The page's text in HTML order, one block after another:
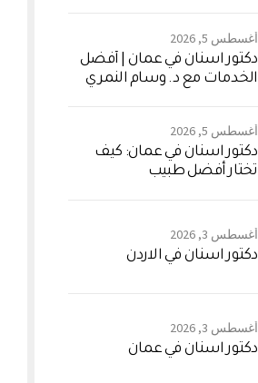
أغسطس 5, 2026
دكتور اسنان في عمان | أفضل
الخدمات مع د. وسام النمري
أغسطس 5, 2026
دكتور اسنان في عمان: كيف
تختار أفضل طبيب
أغسطس 3, 2026
دكتور اسنان في الاردن
أغسطس 3, 2026
دكتور اسنان في عمان